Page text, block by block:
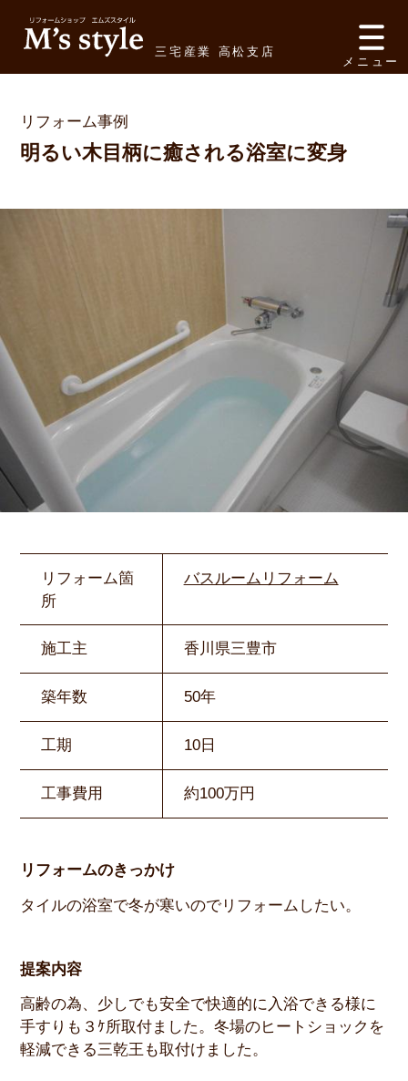
三宅産業 高松支店
メニュー
リフォーム事例
明るい木目柄に癒される浴室に変身
リフォーム箇
所
バスルームリフォーム
施工主 香川県三豊市
築年数 50年
工期 10日
工事費用 約100万円
リフォームのきっかけ
タイルの浴室で冬が寒いのでリフォームしたい。
提案内容
高齢の為、少しでも安全で快適的に入浴できる様に
手すりも３ｹ所取付ました。冬場のヒートショックを
軽減できる三乾王も取付けました。